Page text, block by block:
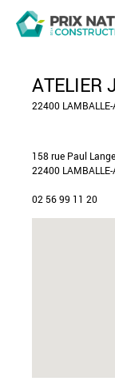
ATELIER
22400
158 rue Paul
22400 LAMBALLE-
02 56 99 11 20